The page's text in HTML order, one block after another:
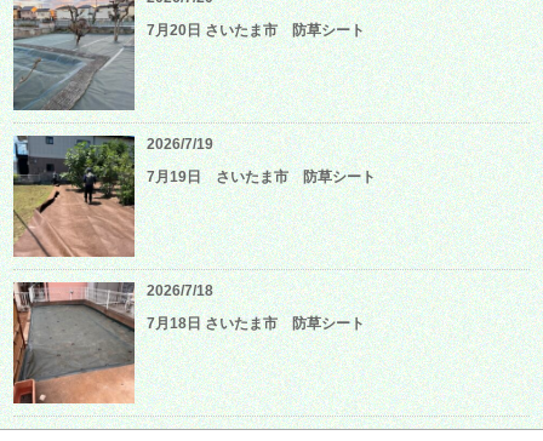
7月20日 さいたま市 防草シート
2026/7/19
7月19日 さいたま市 防草シート
2026/7/18
7月18日 さいたま市 防草シート